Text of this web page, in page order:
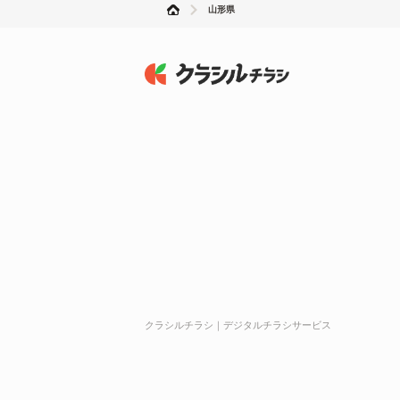
山形県
クラシルチラシ｜デジタルチラシサービス